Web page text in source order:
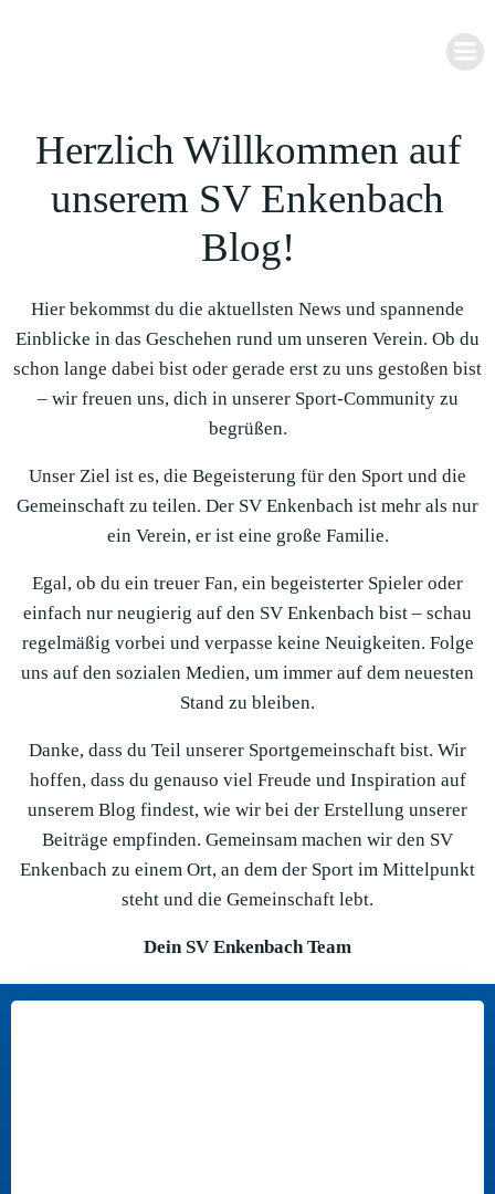
Herzlich Willkommen auf
unserem SV Enkenbach
Blog!
Hier bekommst du die aktuellsten News und spannende
Einblicke in das Geschehen rund um unseren Verein. Ob du
schon lange dabei bist oder gerade erst zu uns gestoßen bist
– wir freuen uns, dich in unserer Sport-Community zu
begrüßen.
Unser Ziel ist es, die Begeisterung für den Sport und die
Gemeinschaft zu teilen. Der SV Enkenbach ist mehr als nur
ein Verein, er ist eine große Familie.
Egal, ob du ein treuer Fan, ein begeisterter Spieler oder
einfach nur neugierig auf den SV Enkenbach bist – schau
regelmäßig vorbei und verpasse keine Neuigkeiten. Folge
uns auf den sozialen Medien, um immer auf dem neuesten
Stand zu bleiben.
Danke, dass du Teil unserer Sportgemeinschaft bist. Wir
hoffen, dass du genauso viel Freude und Inspiration auf
unserem Blog findest, wie wir bei der Erstellung unserer
Beiträge empfinden. Gemeinsam machen wir den SV
Enkenbach zu einem Ort, an dem der Sport im Mittelpunkt
steht und die Gemeinschaft lebt.
Dein SV Enkenbach Team